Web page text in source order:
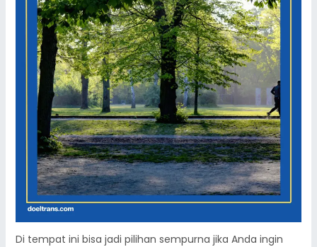
Di tempat ini bisa jadi pilihan sempurna jika Anda ingin